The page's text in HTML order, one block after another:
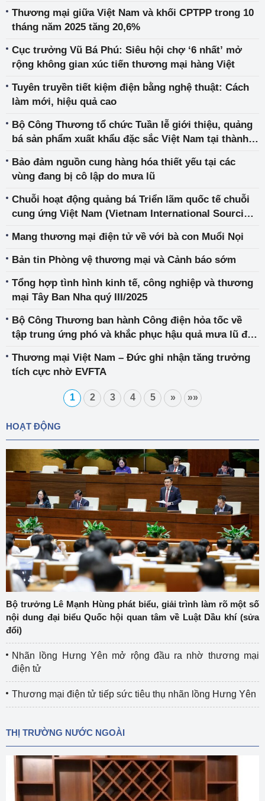
Thương mại giữa Việt Nam và khối CPTPP trong 10
tháng năm 2025 tăng 20,6%
Cục trưởng Vũ Bá Phú: Siêu hội chợ ‘6 nhất’ mở
rộng không gian xúc tiến thương mại hàng Việt
Tuyên truyền tiết kiệm điện bằng nghệ thuật: Cách
làm mới, hiệu quả cao
Bộ Công Thương tổ chức Tuần lễ giới thiệu, quảng
bá sản phẩm xuất khẩu đặc sắc Việt Nam tại thành
Bảo đảm nguồn cung hàng hóa thiết yếu tại các
vùng đang bị cô lập do mưa lũ
Chuỗi hoạt động quảng bá Triển lãm quốc tế chuỗi
cung ứng Việt Nam (Vietnam International Sourcing
Mang thương mại điện tử về với bà con Muổi Nọi
Bản tin Phòng vệ thương mại và Cảnh báo sớm
Tổng hợp tình hình kinh tế, công nghiệp và thương
mại Tây Ban Nha quý III/2025
Bộ Công Thương ban hành Công điện hỏa tốc về
tập trung ứng phó và khắc phục hậu quả mưa lũ đặc
Đồng
Thương mại Việt Nam – Đức ghi nhận tăng trưởng
tích cực nhờ EVFTA
1 2 3 4 5 » »»
HOẠT ĐỘNG
Bộ trưởng Lê Mạnh Hùng phát biểu, giải trình làm rõ một số
nội dung đại biểu Quốc hội quan tâm về Luật Dầu khí (sửa
đổi)
Nhãn lồng Hưng Yên mở rộng đầu ra nhờ thương mại
điện tử
Thương mại điện tử tiếp sức tiêu thụ nhãn lồng Hưng Yên
THỊ TRƯỜNG NƯỚC NGOÀI